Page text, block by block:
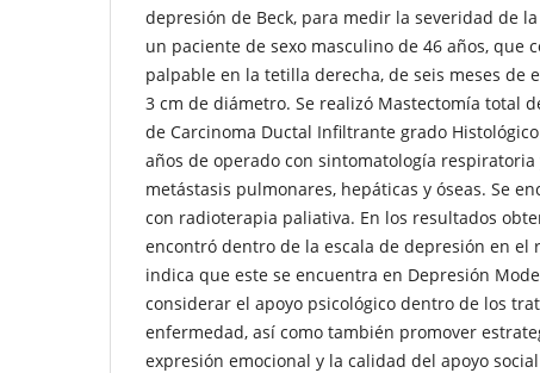
depresión de Beck, para medir la severidad de
un paciente de sexo masculino de 46 años, que
palpable en la tetilla derecha, de seis meses de
3 cm de diámetro. Se realizó Mastectomía total
de Carcinoma Ductal Infiltrante grado
años de operado con sintomatología
metástasis pulmonares, hepáticas y óseas. Se
con radioterapia paliativa. En los resultados
encontró dentro de la escala de depresión en el
indica que este se encuentra en Depresión
considerar el apoyo psicológico dentro de los
enfermedad, así como también promover
expresión emocional y la calidad del apoyo